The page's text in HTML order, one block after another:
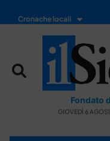
Cronache locali
Fondato
GIOVEDÌ 6